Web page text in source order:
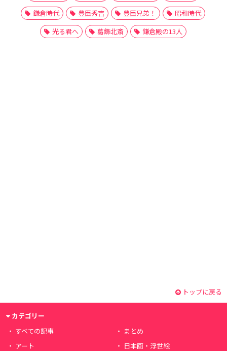
鎌倉時代
豊臣秀吉 豊臣兄弟！
昭和時代
光る君へ
葛飾北斎 鎌倉殿の13人
トップに戻る
カテゴリー
すべての記事
まとめ
アート
日本画・浮世絵